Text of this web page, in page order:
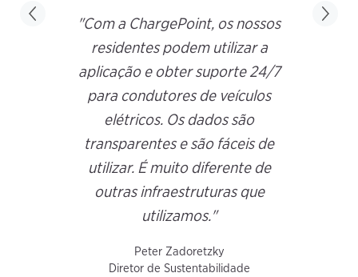
"Com a ChargePoint, os nossos
residentes podem utilizar a
aplicação e obter suporte 24/7
para condutores de veículos
elétricos. Os dados são
transparentes e são fáceis de
utilizar. É muito diferente de
outras infraestruturas que
utilizamos."
Peter Zadoretzky
Diretor de Sustentabilidade